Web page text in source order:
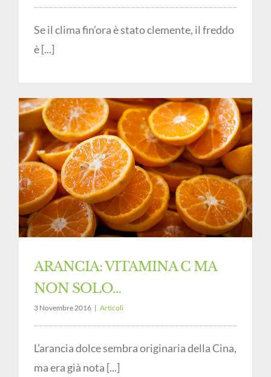
Se il clima fin’ora è stato clemente, il freddo
è [...]
ARANCIA: VITAMINA C MA
NON SOLO…
3 Novembre 2016 | Articoli
L’arancia dolce sembra originaria della Cina,
ma era già nota [...]